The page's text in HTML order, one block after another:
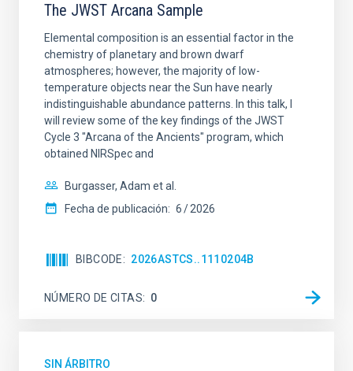
The JWST Arcana Sample
Elemental composition is an essential factor in the
chemistry of planetary and brown dwarf
atmospheres; however, the majority of low-
temperature objects near the Sun have nearly
indistinguishable abundance patterns. In this talk, I
will review some of the key findings of the JWST
Cycle 3 "Arcana of the Ancients" program, which
obtained NIRSpec and
Burgasser, Adam et al.
Fecha de publicación: 6 2026
BIBCODE 2026ASTCS..1110204B
NÚMERO DE CITAS 0
SIN ÁRBITRO